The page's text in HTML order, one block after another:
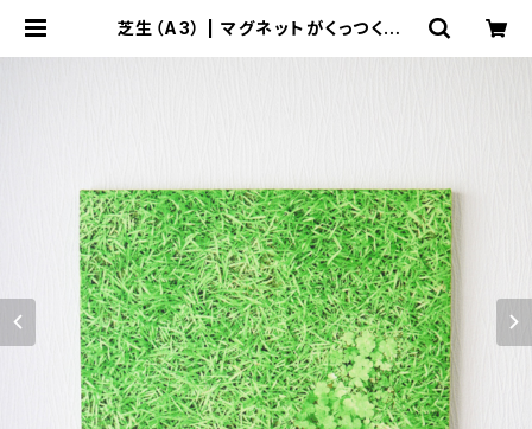
芝生（A3） | マグネットがくっつくファ